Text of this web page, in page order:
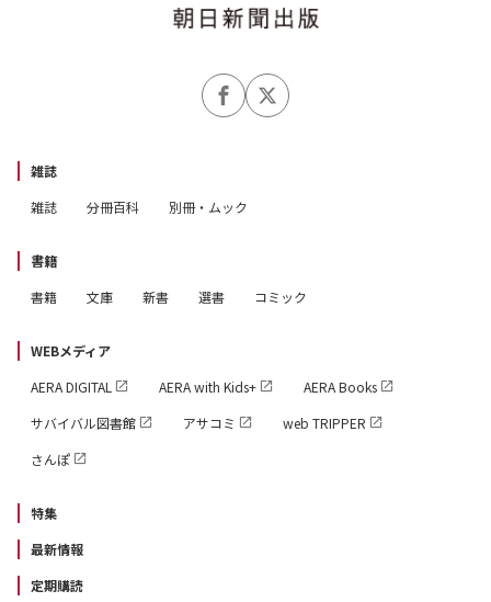
雑誌
雑誌
分冊百科 別冊・ムック
書籍
書籍
文庫 新書 選書 コミック
WEBメディア
AERA DIGITAL
AERA with Kids+
AERA Books
サバイバル図書館
アサコミ
web TRIPPER
さんぽ
特集
最新情報
定期購読